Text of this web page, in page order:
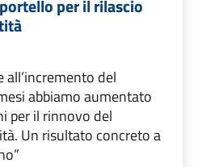
per il rilascio
all’incremento del
abbiamo aumentato
per il rinnovo del
Un risultato concreto a